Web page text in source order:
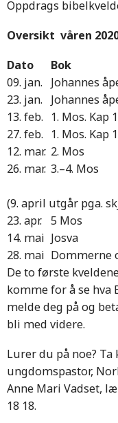
Oppdrags
Oversikt våren
Dato
Bok
09. jan.
Johannes
23. jan.
Johannes
13. feb.
1. Mos. Kap
27. feb.
1. Mos. Kap
12. mar. 2. Mos
26. mar. 3.–4. Mos
(9. april utgår pga.
23. apr. 5 Mos
14. mai Josva
28. mai Dommerne
De to første
komme for å se hva
melde deg på og
bli med videre.
Lurer du på noe?
ungdomspastor,
Anne Mari Vadset,
18 18.